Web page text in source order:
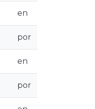
en
por
en
por